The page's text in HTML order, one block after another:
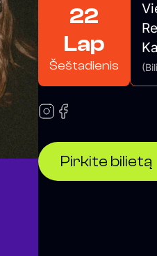
22
Lap
Šeštadienis
Pirkite bilietą